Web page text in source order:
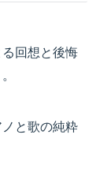
回想と後悔
と歌の純粋